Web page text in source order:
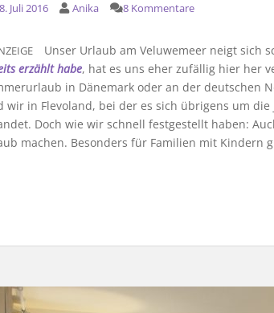
Juli 2016 Anika 8 Kommentare
Unser Urlaub am Veluwemeer neigt sich
erzählt habe, hat es uns eher zufällig hier her
in Dänemark oder an der deutschen
wir in Flevoland, bei der es sich übrigens um
Doch wie wir schnell festgestellt haben:
machen. Besonders für Familien mit Kindern